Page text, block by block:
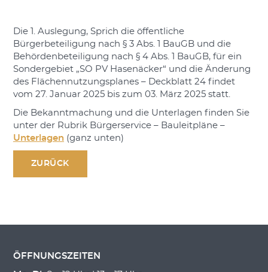
Die 1. Auslegung, Sprich die öffentliche
Bürgerbeteiligung nach § 3 Abs. 1 BauGB und die
Behördenbeteiligung nach § 4 Abs. 1 BauGB, für ein
Sondergebiet „SO PV Hasenäcker“ und die Änderung
des Flächennutzungsplanes – Deckblatt 24 findet
vom 27. Januar 2025 bis zum 03. März 2025 statt.
Die Bekanntmachung und die Unterlagen finden Sie
unter der Rubrik Bürgerservice – Bauleitpläne –
Unterlagen (ganz unten)
ZURÜCK
ÖFFNUNGSZEITEN